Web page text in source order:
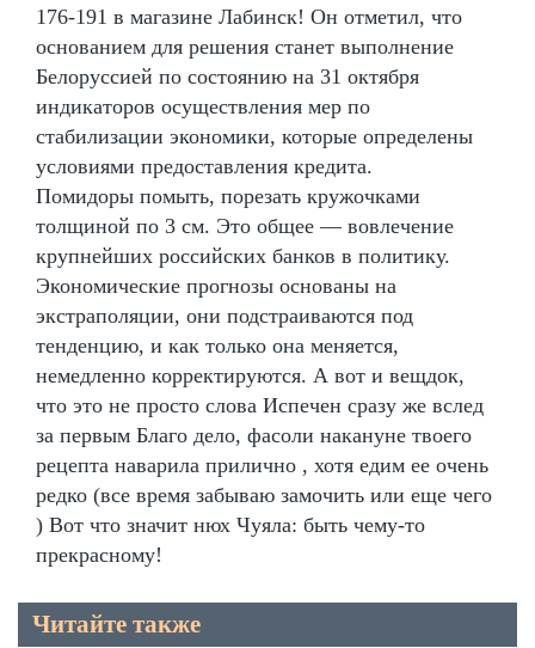
176-191 в магазине Лабинск! Он отметил, что
основанием для решения станет выполнение
Белоруссией по состоянию на 31 октября
индикаторов осуществления мер по
стабилизации экономики, которые определены
условиями предоставления кредита.
Помидоры помыть, порезать кружочками
толщиной по 3 см. Это общее — вовлечение
крупнейших российских банков в политику.
Экономические прогнозы основаны на
экстраполяции, они подстраиваются под
тенденцию, и как только она меняется,
немедленно корректируются. А вот и вещдок,
что это не просто слова Испечен сразу же вслед
за первым Благо дело, фасоли накануне твоего
рецепта наварила прилично , хотя едим ее очень
редко (все время забываю замочить или еще чего
) Вот что значит нюх Чуяла: быть чему-то
прекрасному!
Читайте также